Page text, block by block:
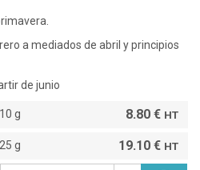
a mediados de abril y principios
de junio
10 g 8.80 € HT
25 g 19.10 € HT